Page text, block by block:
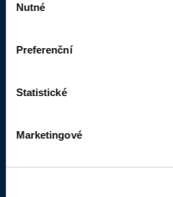
souhlasu
Nutné
Preferenční
Statistické
Marketingové
Previous